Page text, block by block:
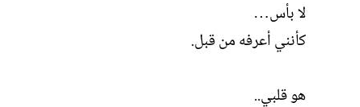
لا بأس…
كأنني أعرفه من قبل.
هو قلبي..